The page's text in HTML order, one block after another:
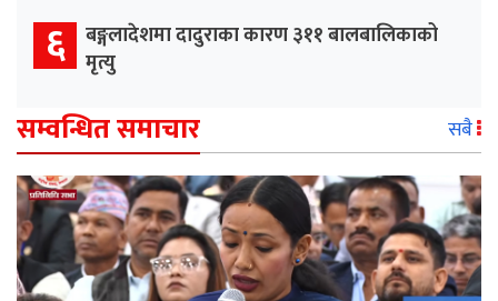
६ बङ्गलादेशमा दादुराका कारण ३११ बालबालिकाको
मृत्यु
सम्वन्धित समाचार सबै